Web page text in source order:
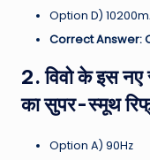
Option D)
Correct Answer:
2. विवो के इस नए
का सुपर-स्मूथ
Option A) 90Hz